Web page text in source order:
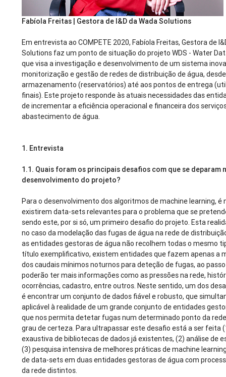
Fabíola Freitas | Gestora de I&D da Wada Solutions
Em entrevista ao COMPETE 2020, Fabíola Freitas, Gestora de
Solutions faz um ponto de situação do projeto WDS - Water
que visa a investigação e desenvolvimento de um sistema
monitorização e gestão de redes de distribuição de água,
armazenamento (reservatórios) até aos pontos de entrega
finais). Este projeto responde às atuais necessidades das
de incrementar a eficiência operacional e financeira dos
abastecimento de água.
1. Entrevista
1.1. Quais foram os principais desafios com que se deparam
desenvolvimento do projeto?
Para o desenvolvimento dos algoritmos de machine learning, é
existirem data-sets relevantes para o problema que se
sendo este, por si só, um primeiro desafio do projeto. Esta
no caso da modelação das fugas de água na rede de
as entidades gestoras de água não recolhem todas o mesmo
título exemplificativo, existem entidades que fazem apenas a
dos caudais mínimos noturnos para deteção de fugas, ao
poderão ter mais informações como as pressões na rede,
ocorrências, cadastro, entre outros. Neste sentido, um dos
é encontrar um conjunto de dados fiável e robusto, que
aplicável à realidade de um grande conjunto de entidades
que nos permita detetar fugas num determinado ponto da
grau de certeza. Para ultrapassar este desafio está a ser feita
exaustiva de bibliotecas de dados já existentes, (2) análise de
(3) pesquisa intensiva de melhores práticas de machine
de data-sets em duas entidades gestoras de água com
da rede distintos.